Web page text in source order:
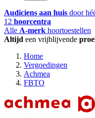
Audiciens aan huis door
12 hoorcentra
Alle A-merk hoortoestellen
Altijd een vrijblijvende
Home
Vergoedingen
Achmea
FBTO